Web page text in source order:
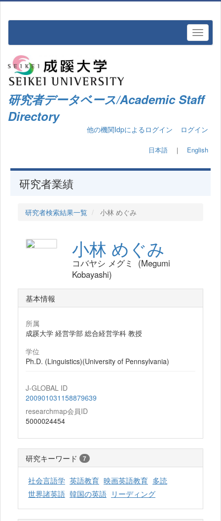
研究者データベース/Academic Staff
Directory
他の機関Idpによるログイン ログイン
日本語 ｜ English
研究者業績
研究者検索結果一覧 小林 めぐみ
小林 めぐみ
コバヤシ メグミ (Megumi
Kobayashi)
基本情報
所属
成蹊大学 経営学部 総合経営学科 教授
学位
Ph.D. (Linguistics)(University of Pennsylvania)
J-GLOBAL ID
200901031158879639
researchmap会員ID
5000024454
研究キーワード 7
社会言語学 英語教育 映画英語教育 多読
世界諸英語 韓国の英語 リーディング